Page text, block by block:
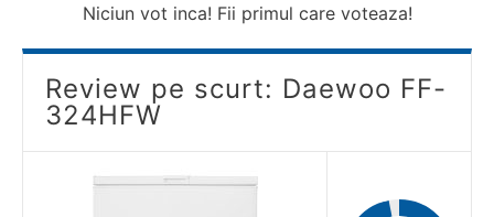
Niciun vot inca! Fii primul care voteaza!
Review pe scurt: Daewoo FF-
324HFW